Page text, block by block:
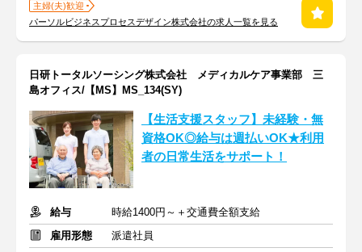
主婦(夫)歓迎
パーソルビジネスプロセスデザイン株式会社の求人一覧を見る
日研トータルソーシング株式会社 メディカルケア事業部 三
島オフィス/【MS】MS_134(SY)
【生活支援スタッフ】未経験・無
資格OK◎給与は週払いOK★利用
者の日常生活をサポート！
給与
時給1400円～＋交通費全額支給
雇用形態
派遣社員